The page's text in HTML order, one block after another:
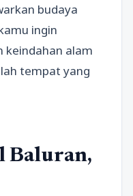
budaya
ingin
keindahan alam
tempat yang
Baluran,